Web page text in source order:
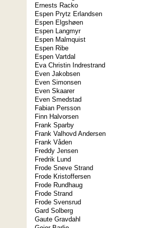
Ernests Racko
Espen Prytz Erlandsen
Espen Elgshøen
Espen Langmyr
Espen Malmquist
Espen Ribe
Espen Vartdal
Eva Christin Indrestrand
Even Jakobsen
Even Simonsen
Even Skaarer
Even Smedstad
Fabian Persson
Finn Halvorsen
Frank Sparby
Frank Valhovd Andersen
Frank Våden
Freddy Jensen
Fredrik Lund
Frode Sneve Strand
Frode Kristoffersen
Frode Rundhaug
Frode Strand
Frode Svensrud
Gard Solberg
Gaute Gravdahl